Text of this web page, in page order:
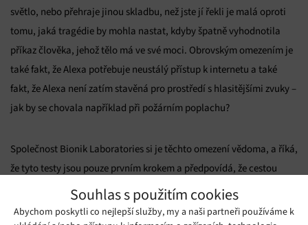
Souhlas s použitím cookies
Abychom poskytli co nejlepší služby, my a naši partneři používáme k
světlo, nebo přehraje jinou skladbu, než jste jí řekli je malá oproti
tomu, jaká tragédie by mohla nastat, kdyby špatně vyhodnotila
příkaz člověka, jehož tělo má ve své moci. Obrovským omezením je
také fakt, že Alexa potřebuje neustálý přístup k internetu a také
fakt, že Alexa není zatím stavěná pro prostředí s hlasitějšími zvuky –
jak by se chovala například při požárním poplachu?
Společnost Bionik Laboratories si je těchto omezení vědoma, a říká,
že tyto testy jsou pouze prvním krokem a předpovídá, že cestou
hlasového ovládání se bude odvětví rehabilitačních pomůcek pro
lidi s poruchami pohybu dále ubírat.